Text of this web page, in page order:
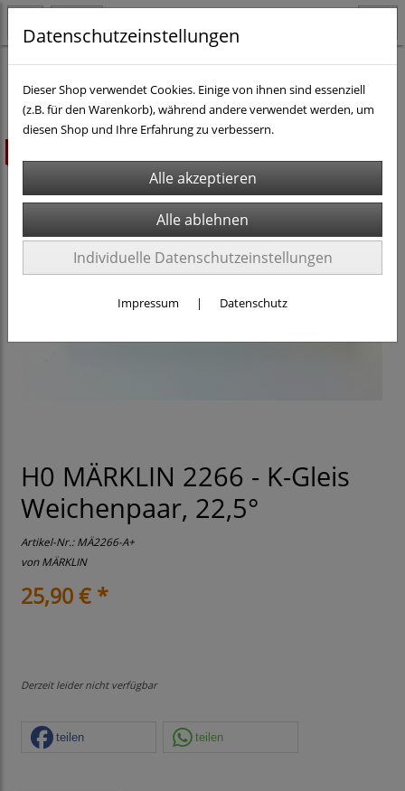
H0 MÄRKLIN 2266 - K-Gleis
Weichenpaar, 22,5°
Artikel-Nr.:MÄ2266-A+
vonMÄRKLIN
25,90 € *
Derzeit leider nicht verfügbar
teilen teilen
Datenschutzeinstellungen
Dieser Shop verwendet Cookies. Einige von ihnen sind essenziell
(z.B. für den Warenkorb), während andere verwendet werden, um
diesen Shop und Ihre Erfahrung zu verbessern.
Individuelle Datenschutzeinstellungen
Impressum | Datenschutz